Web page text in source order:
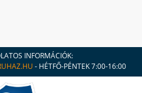
INFORMÁCIÓK:
- HÉTFŐ-PÉNTEK 7:00-16:00